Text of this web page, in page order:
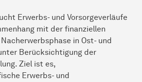
Erwerbs- und Vorsorgeverläufe
mit der finanziellen
in Ost- und
Berücksichtigung der
Ziel ist es,
Erwerbs- und